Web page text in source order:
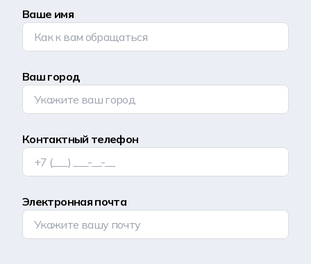
Ваше имя
Ваш город
Контактный телефон
Электронная почта